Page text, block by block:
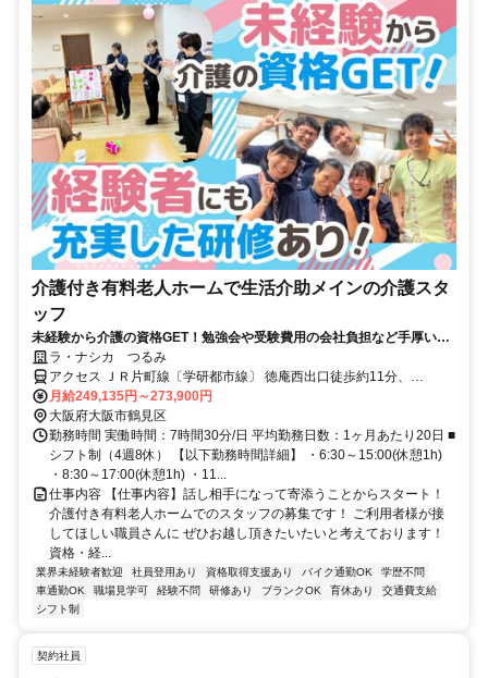
介護付き有料老人ホームで生活介助メインの介護スタ
ッフ
未経験から介護の資格GET！勉強会や受験費用の会社負担など手厚いサ
ポートが好評◎／上場企業だから叶えられる好待遇
ラ・ナシカ つるみ
アクセス ＪＲ片町線〔学研都市線〕 徳庵西出口徒歩約11分、
OsakaMetro長堀鶴見緑地線 横堤5番口徒歩約16分、ＪＲおおさか東
線 放出北口徒歩約19分 ｢徳庵駅｣より徒歩12分＊車・バイク通勤可/駐
車場有
月給249,135円～273,900円
大阪府大阪市鶴見区
勤務時間 実働時間：7時間30分/日 平均勤務日数：1ヶ月あたり20日 ■
シフト制（4週8休） 【以下勤務時間詳細】 ・6:30～15:00(休憩1h)
・8:30～17:00(休憩1h) ・11...
仕事内容 【仕事内容】話し相手になって寄添うことからスタート！
介護付き有料老人ホームでのスタッフの募集です！ ご利用者様が接
してほしい職員さんに ぜひお越し頂きたいたいと考えております！
資格・経...
業界未経験者歓迎 社員登用あり 資格取得支援あり バイク通勤OK
学歴不問
車通勤OK
職場見学可 経験不問 研修あり ブランクOK 育休あり
交通費支給
シフト制
契約社員